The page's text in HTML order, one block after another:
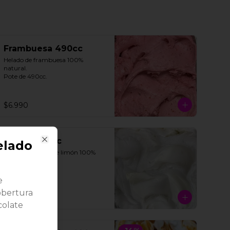
Frambuesa 490cc
Helado de frambuesa 100%
natural.
Pote de 490cc.
$6.990
Limón 490cc
Helado con jugo de limón 100%
$6.990
Close